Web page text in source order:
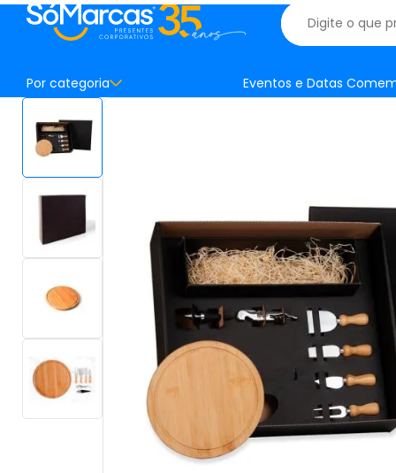
Por categoria Eventos e Datas